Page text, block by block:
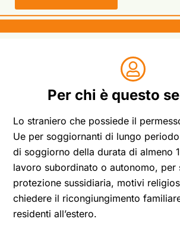
Per chi è questo
Lo straniero che possiede il
Ue per soggiornanti di lungo
di soggiorno della durata di almeno
lavoro subordinato o autonomo, per
protezione sussidiaria, motivi
chiedere il ricongiungimento
residenti all’estero.